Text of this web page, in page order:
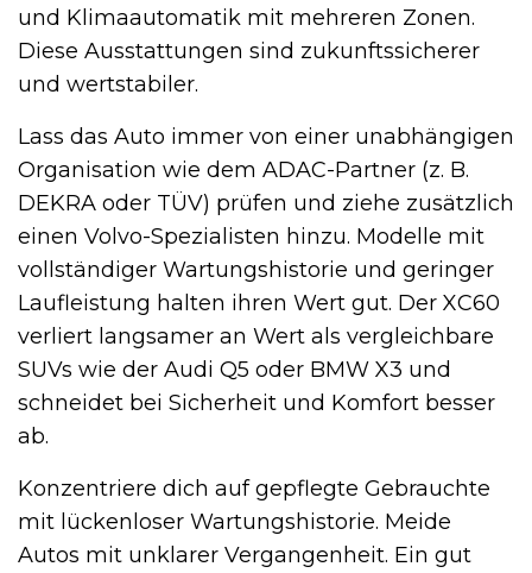
und Klimaautomatik mit mehreren Zonen.
Diese Ausstattungen sind zukunftssicherer
und wertstabiler.
Lass das Auto immer von einer unabhängigen
Organisation wie dem ADAC-Partner (z. B.
DEKRA oder TÜV) prüfen und ziehe zusätzlich
einen Volvo-Spezialisten hinzu. Modelle mit
vollständiger Wartungshistorie und geringer
Laufleistung halten ihren Wert gut. Der XC60
verliert langsamer an Wert als vergleichbare
SUVs wie der Audi Q5 oder BMW X3 und
schneidet bei Sicherheit und Komfort besser
ab.
Konzentriere dich auf gepflegte Gebrauchte
mit lückenloser Wartungshistorie. Meide
Autos mit unklarer Vergangenheit. Ein gut